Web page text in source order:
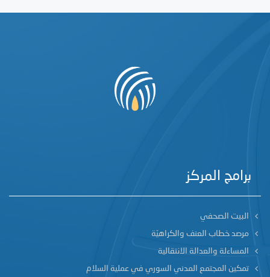
برامج المركز
البيت الصحفي
مرصد خطاب العنف والكراهيّة
المساءلة والعدالة الانتقالية
تمكين المجتمع المدني السوري في عملية السلام